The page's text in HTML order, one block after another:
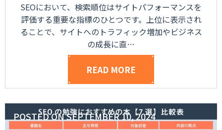
SEOにおいて、検索順位はサイトパフォーマンスを
評価する重要な指標のひとつです。上位に表示され
ることで、サイトへのトラフィック増加やビジネス
の成長に直…
READ MORE
POSTED ONSEPTEMBER 10, 2024